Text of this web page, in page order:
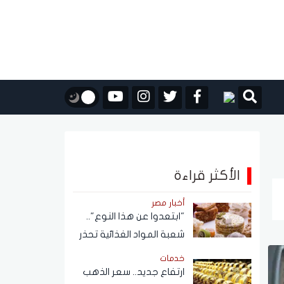
الأكثر قراءة
أخبار مصر
"ابتعدوا عن هذا النوع"..
شعبة المواد الغذائية تحذر
من حلاوة المولد النبوي
خدمات
ارتفاع جديد.. سعر الذهب